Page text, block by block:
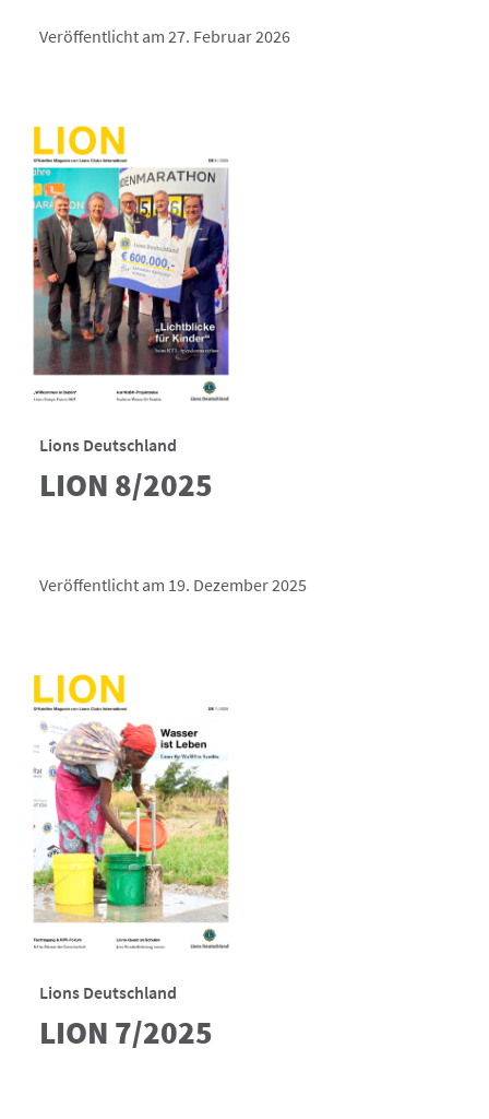
Veröffentlicht am 27. Februar 2026
Lions Deutschland
LION 8/2025
Veröffentlicht am 19. Dezember 2025
Lions Deutschland
LION 7/2025